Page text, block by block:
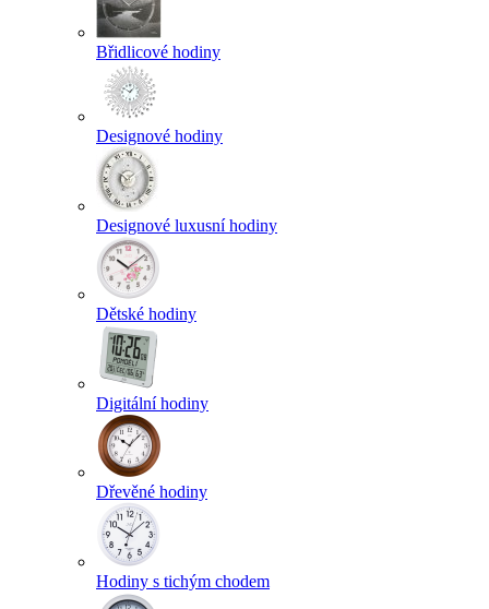
Břidlicové hodiny
Designové hodiny
Designové luxusní hodiny
Dětské hodiny
Digitální hodiny
Dřevěné hodiny
Hodiny s tichým chodem